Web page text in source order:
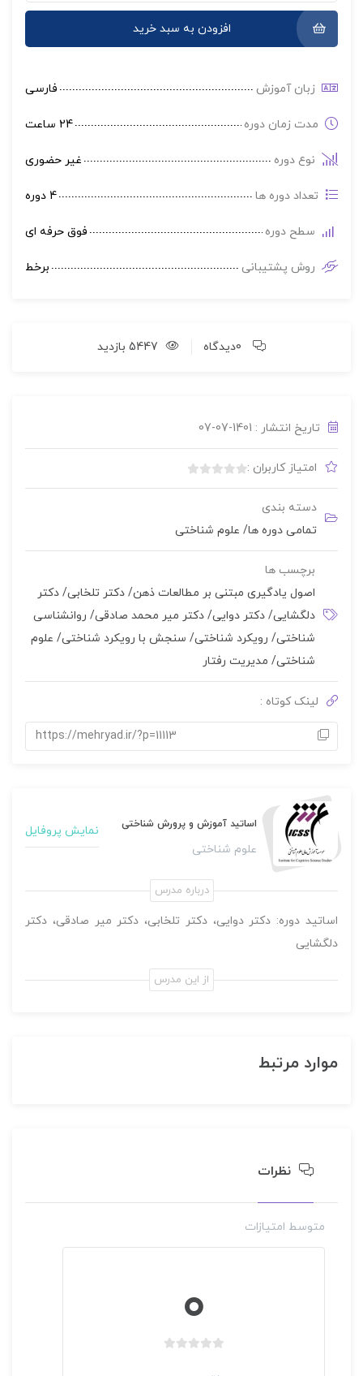
افزودن به سبد خرید
زبان آموزش فارسی
مدت زمان دوره 24 ساعت
نوع دوره غير حضوری
تعداد دوره ها 4 دوره
سطح دوره فوق حرفه ای
روش پشتیبانی برخط
0دیدگاه 5447 بازدید
تاریخ انتشار : 1401-07-07
امتیاز کاربران :
رای
دسته بندی
تمامی دوره ها/ علوم شناختی
برچسب ها
اصول یادگیری مبتنی بر مطالعات ذهن/ دکتر تلخابی/ دکتر
دلگشایی/ دکتر دوایی/ دکتر میر محمد صادقی/ روانشناسی
شناختی/ رویکرد شناختی/ سنجش با رویکرد شناختی/ علوم
شناختی/ مدیریت رفتار
لینک کوتاه :
https://mehryad.ir/?p=11113
اساتید آموزش و پرورش شناختی
علوم شناختی
نمایش پروفایل
درباره مدرس
اساتيد دوره: دكتر دوايی، دكتر تلخابی، دكتر مير صادقی، دكتر
دلگشایی
از این مدرس
بسته آموزشی علوم شناختی یک
موارد مرتبط
دکتر احمد جعفر زاده افشاری
نظرات
متوسط امتیازات
0